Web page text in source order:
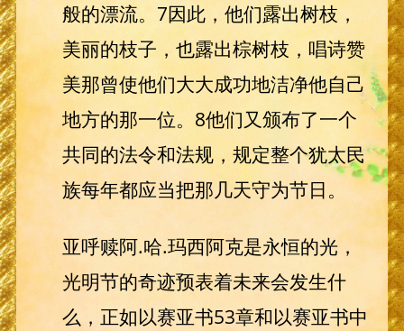
般的漂流。7因此，他们露出树枝，
美丽的枝子，也露出棕树枝，唱诗赞
美那曾使他们大大成功地洁净他自己
地方的那一位。8他们又颁布了一个
共同的法令和法规，规定整个犹太民
族每年都应当把那几天守为节日。
亚呼赎阿.哈.玛西阿克是永恒的光，
光明节的奇迹预表着未来会发生什
么，正如以赛亚书53章和以赛亚书中